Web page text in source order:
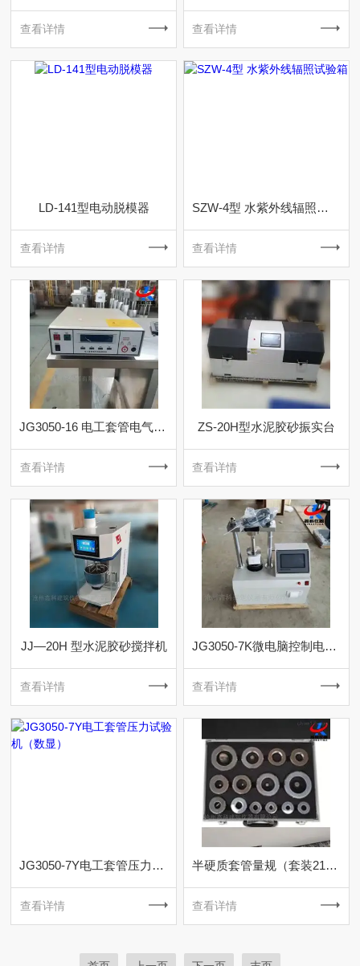
查看详情 查看详情
LD-141型电动脱模器
查看详情
SZW-4型 水紫外线辐照试验箱
查看详情
JG3050-16 电工套管电气性能测定仪
查看详情
ZS-20H型水泥胶砂振实台
查看详情
JJ—20H 型水泥胶砂搅拌机
查看详情
JG3050-7K微电脑控制电工套管压力试验机
查看详情
JG3050-7Y电工套管压力试验机（数显）
查看详情
半硬质套管量规（套装21件）普通
查看详情